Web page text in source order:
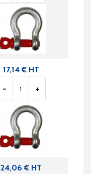
17,14 € HT
- +
24,06 € HT